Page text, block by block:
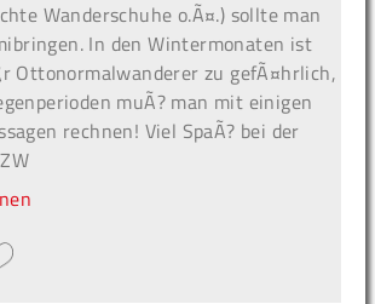
Wanderschuhe o.Ã¤.) sollte man
In den Wintermonaten ist
Ottonormalwanderer zu gefÃ¤hrlich,
muÃ? man mit einigen
rechnen! Viel SpaÃ? bei der